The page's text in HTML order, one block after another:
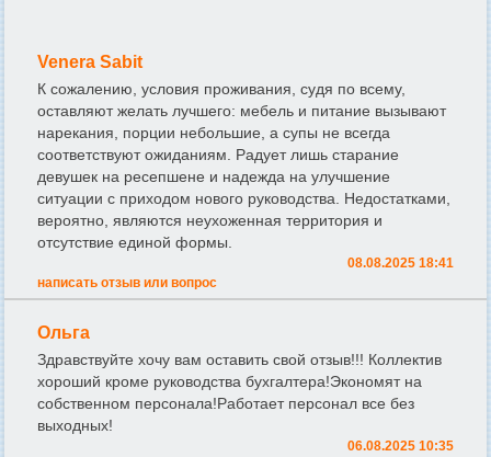
Venera Sabit
К сожалению, условия проживания, судя по всему,
оставляют желать лучшего: мебель и питание вызывают
нарекания, порции небольшие, а супы не всегда
соответствуют ожиданиям. Радует лишь старание
девушек на ресепшене и надежда на улучшение
ситуации с приходом нового руководства. Недостатками,
вероятно, являются неухоженная территория и
отсутствие единой формы.
08.08.2025 18:41
написать отзыв или вопрос
Ольга
Здравствуйте хочу вам оставить свой отзыв!!! Коллектив
хороший кроме руководства бухгалтера!Экономят на
собственном персонала!Работает персонал все без
выходных!
06.08.2025 10:35